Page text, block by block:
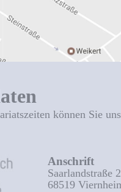
können Sie
Anschrift
Saarlandstraße
68519